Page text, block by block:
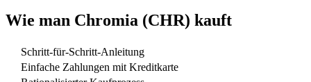
Wie man Chromia (CHR) kauft
Schritt-für-Schritt-Anleitung
Einfache Zahlungen mit Kreditkarte